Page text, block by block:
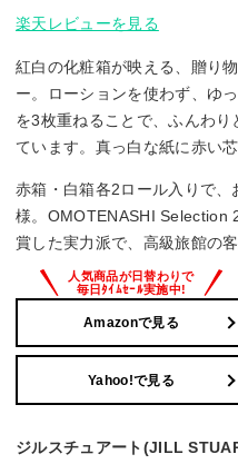
楽天レビューを見る
紅白の化粧箱が映える、贈り
ー。ローションを使わず、ゆ
を3枚重ねることで、ふんわ
ています。真っ白な紙に赤い
赤箱・白箱各2ロール入りで
様。OMOTENASHI Selection
賞した実力派で、高級旅館の
Amazonで見る
Yahoo!で見る
ジルスチュアート(JILL